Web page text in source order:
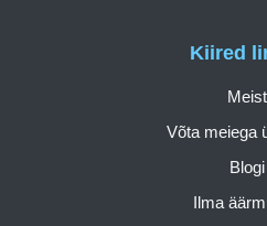
Kiired
Meist
Võta meiega
Blogi
Ilma